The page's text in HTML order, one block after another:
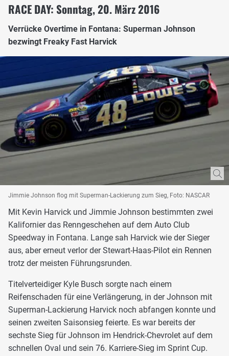
RACE DAY: Sonntag, 20. März 2016
Verrücke Overtime in Fontana: Superman Johnson
bezwingt Freaky Fast Harvick
Jimmie Johnson flog mit Superman-Lackierung zum Sieg, Foto: NASCAR
Mit Kevin Harvick und Jimmie Johnson bestimmten zwei
Kalifornier das Renngeschehen auf dem Auto Club
Speedway in Fontana. Lange sah Harvick wie der Sieger
aus, aber erneut verlor der Stewart-Haas-Pilot ein Rennen
trotz der meisten Führungsrunden.
Titelverteidiger Kyle Busch sorgte nach einem
Reifenschaden für eine Verlängerung, in der Johnson mit
Superman-Lackierung Harvick noch abfangen konnte und
seinen zweiten Saisonsieg feierte. Es war bereits der
sechste Sieg für Johnson im Hendrick-Chevrolet auf dem
schnellen Oval und sein 76. Karriere-Sieg im Sprint Cup.